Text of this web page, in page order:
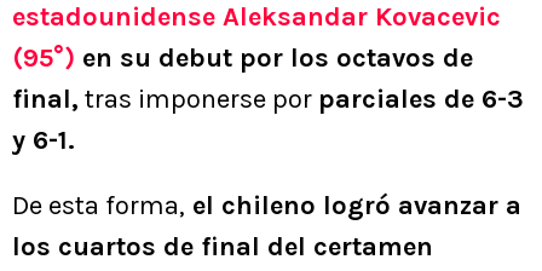
estadounidense Aleksandar Kovacevic
(95°) en su debut por los octavos de
final, tras imponerse por parciales de 6-3
y 6-1.
De esta forma, el chileno logró avanzar a
los cuartos de final del certamen